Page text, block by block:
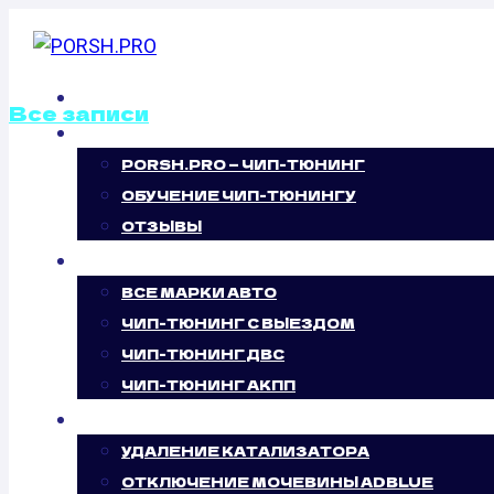
PORSH.PRO — ЧИП-ТЮНИНГ
ОБУЧЕНИЕ ЧИП-ТЮНИНГУ
ОТЗЫВЫ
ВСЕ МАРКИ АВТО
ЧИП-ТЮНИНГ С ВЫЕЗДОМ
ЧИП-ТЮНИНГ ДВС
ЧИП-ТЮНИНГ АКПП
УДАЛЕНИЕ КАТАЛИЗАТОРА
ОТКЛЮЧЕНИЕ МОЧЕВИНЫ ADBLUE
Все записи
ОТКЛЮЧЕНИЕ
ЗАСЛОНОК
CDTI (100 Л.С.)